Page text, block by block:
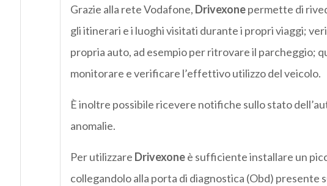
Grazie alla rete Vodafone, Drivexonepermette di
gli itinerari e i luoghi visitati durante i propri viaggi;
propria auto, ad esempio per ritrovare il parcheggio;
monitorare e verificare l’effettivo utilizzo del veicolo.
È inoltre possibile ricevere notifiche sullo stato
anomalie.
Per utilizzare Drivexoneè sufficiente installare un
collegandolo alla porta di diagnostica (Obd) presente